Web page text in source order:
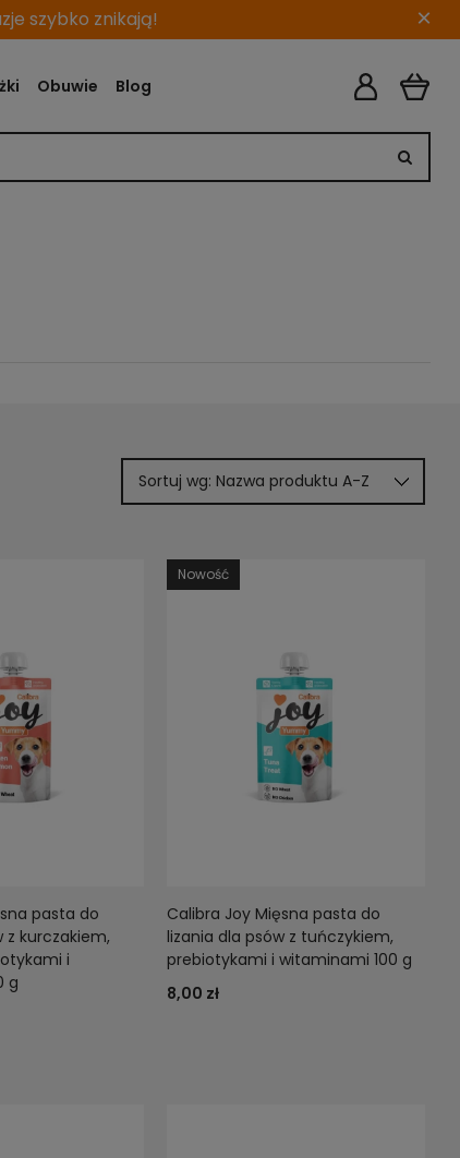
szybko znikają! ×
Obuwie Blog
Sortuj wg:Nazwa produktu A-Z
pasta do
z kurczakiem,
i
g
Calibra Joy Mięsna pasta do
lizania dla psów z tuńczykiem,
prebiotykami i witaminami 100 g
8,00 zł
Nowość